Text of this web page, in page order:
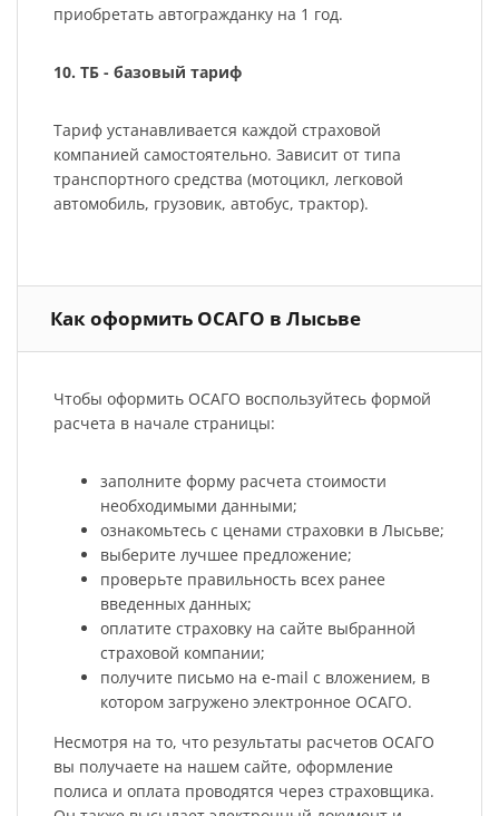
приобретать автогражданку на 1 год.
10. ТБ - базовый тариф
Тариф устанавливается каждой страховой
компанией самостоятельно. Зависит от типа
транспортного средства (мотоцикл, легковой
автомобиль, грузовик, автобус, трактор).
Как оформить ОСАГО в Лысьве
Чтобы оформить ОСАГО воспользуйтесь формой
расчета в начале страницы:
заполните форму расчета стоимости
необходимыми данными;
ознакомьтесь с ценами страховки в Лысьве;
выберите лучшее предложение;
проверьте правильность всех ранее
введенных данных;
оплатите страховку на сайте выбранной
страховой компании;
получите письмо на e-mail с вложением, в
котором загружено электронное ОСАГО.
Несмотря на то, что результаты расчетов ОСАГО
вы получаете на нашем сайте, оформление
полиса и оплата проводятся через страховщика.